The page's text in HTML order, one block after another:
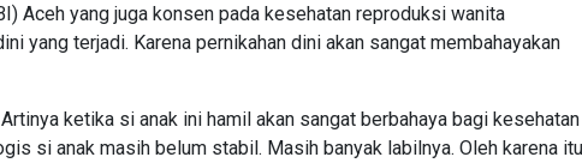
Aceh yang juga konsen pada kesehatan reproduksi wanita
yang terjadi. Karena pernikahan dini akan sangat membahayakan
ketika si anak ini hamil akan sangat berbahaya bagi kesehatan
si anak masih belum stabil. Masih banyak labilnya. Oleh karena